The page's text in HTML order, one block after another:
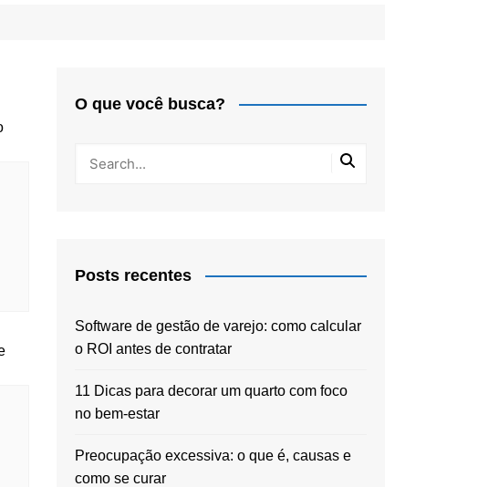
O que você busca?
Posts recentes
Software de gestão de varejo: como calcular
o ROI antes de contratar
11 Dicas para decorar um quarto com foco
no bem-estar
Preocupação excessiva: o que é, causas e
como se curar